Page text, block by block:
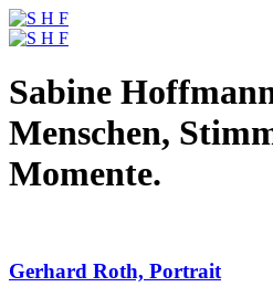
Sabine
Menschen,
Momente.
Gerhard Roth, Portrait